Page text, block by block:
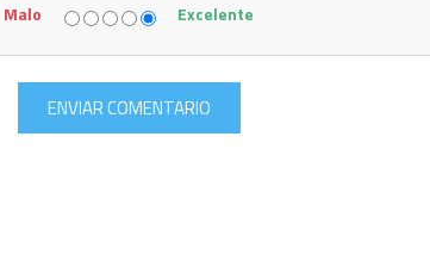
Malo
Excelente